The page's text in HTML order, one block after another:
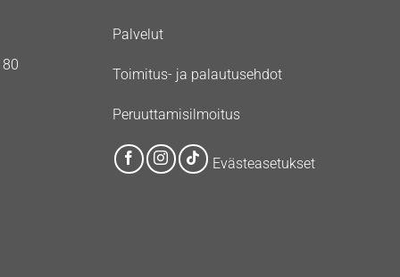
Palvelut
Toimitus- ja palautusehdot
Peruuttamisilmoitus
Evästeasetukset